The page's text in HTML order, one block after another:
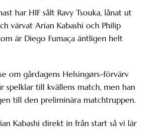
har HIF sålt Ravy Tsouka, lånat ut
värvat Arian Kabashi och Philip
är Diego Fumaça äntligen helt
om gårdagens Helsingørs-förvärv
spelklar till kvällens match, men han
till den preliminära matchtruppen.
Kabashi direkt in från start så vi lär